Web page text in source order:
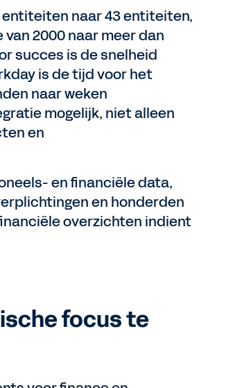
entiteiten naar 43 entiteiten,
2000 naar meer dan
succes is de snelheid
is de tijd voor het
naar weken
mogelijk, niet alleen
en
en financiële data,
en honderden
overzichten indient
focus te